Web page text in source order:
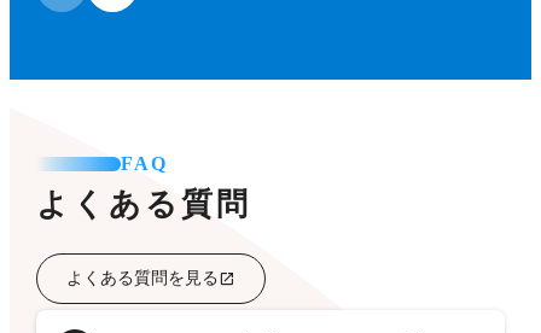
FAQ
よくある質問
よくある質問を見る